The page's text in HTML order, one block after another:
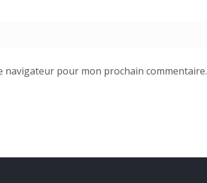
navigateur pour mon prochain commentaire.